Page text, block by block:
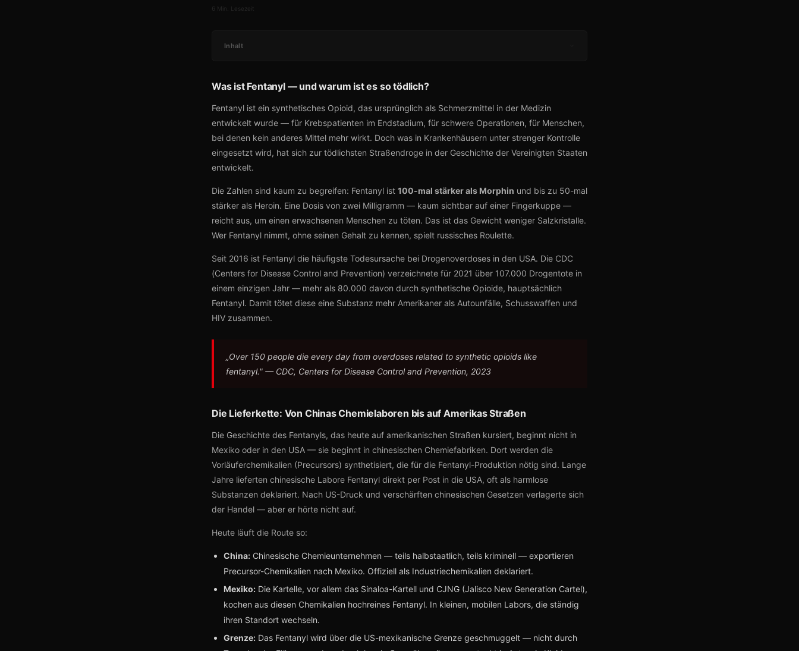
6 Min. Lesezeit
Inhalt
Was ist Fentanyl — und warum ist es so tödlich?
Fentanyl ist ein synthetisches Opioid, das ursprünglich als Schmerzmittel in der Medizin
entwickelt wurde — für Krebspatienten im Endstadium, für schwere Operationen, für Menschen,
bei denen kein anderes Mittel mehr wirkt. Doch was in Krankenhäusern unter strenger Kontrolle
eingesetzt wird, hat sich zur tödlichsten Straßendroge in der Geschichte der Vereinigten Staaten
entwickelt.
Die Zahlen sind kaum zu begreifen: Fentanyl ist 100-mal stärker als Morphin und bis zu 50-mal
stärker als Heroin. Eine Dosis von zwei Milligramm — kaum sichtbar auf einer Fingerkuppe —
reicht aus, um einen erwachsenen Menschen zu töten. Das ist das Gewicht weniger Salzkristalle.
Wer Fentanyl nimmt, ohne seinen Gehalt zu kennen, spielt russisches Roulette.
Seit 2016 ist Fentanyl die häufigste Todesursache bei Drogenoverdoses in den USA. Die CDC
(Centers for Disease Control and Prevention) verzeichnete für 2021 über 107.000 Drogentote in
einem einzigen Jahr — mehr als 80.000 davon durch synthetische Opioide, hauptsächlich
Fentanyl. Damit tötet diese eine Substanz mehr Amerikaner als Autounfälle, Schusswaffen und
HIV zusammen.
„Over 150 people die every day from overdoses related to synthetic opioids like
fentanyl." — CDC, Centers for Disease Control and Prevention, 2023
Die Lieferkette: Von Chinas Chemielaboren bis auf Amerikas Straßen
Die Geschichte des Fentanyls, das heute auf amerikanischen Straßen kursiert, beginnt nicht in
Mexiko oder in den USA — sie beginnt in chinesischen Chemiefabriken. Dort werden die
Vorläuferchemikalien (Precursors) synthetisiert, die für die Fentanyl-Produktion nötig sind. Lange
Jahre lieferten chinesische Labore Fentanyl direkt per Post in die USA, oft als harmlose
Substanzen deklariert. Nach US-Druck und verschärften chinesischen Gesetzen verlagerte sich
der Handel — aber er hörte nicht auf.
Heute läuft die Route so:
China: Chinesische Chemieunternehmen — teils halbstaatlich, teils kriminell — exportieren
Precursor-Chemikalien nach Mexiko. Offiziell als Industriechemikalien deklariert.
Mexiko: Die Kartelle, vor allem das Sinaloa-Kartell und CJNG (Jalisco New Generation Cartel),
kochen aus diesen Chemikalien hochreines Fentanyl. In kleinen, mobilen Labors, die ständig
ihren Standort wechseln.
Grenze: Das Fentanyl wird über die US-mexikanische Grenze geschmuggelt — nicht durch